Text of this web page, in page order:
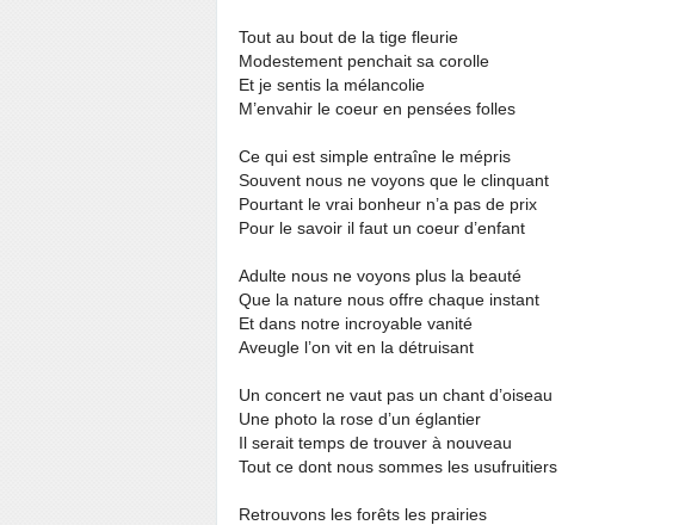
Tout au bout de la tige fleurie
Modestement penchait sa corolle
Et je sentis la mélancolie
M’envahir le coeur en pensées folles
Ce qui est simple entraîne le mépris
Souvent nous ne voyons que le clinquant
Pourtant le vrai bonheur n’a pas de prix
Pour le savoir il faut un coeur d’enfant
Adulte nous ne voyons plus la beauté
Que la nature nous offre chaque instant
Et dans notre incroyable vanité
Aveugle l’on vit en la détruisant
Un concert ne vaut pas un chant d’oiseau
Une photo la rose d’un églantier
Il serait temps de trouver à nouveau
Tout ce dont nous sommes les usufruitiers
Retrouvons les forêts les prairies